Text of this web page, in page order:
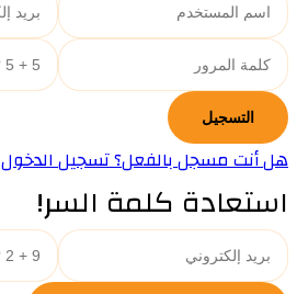
هل أنت مسجل بالفعل؟ تسجيل الدخول
استعادة كلمة السر!